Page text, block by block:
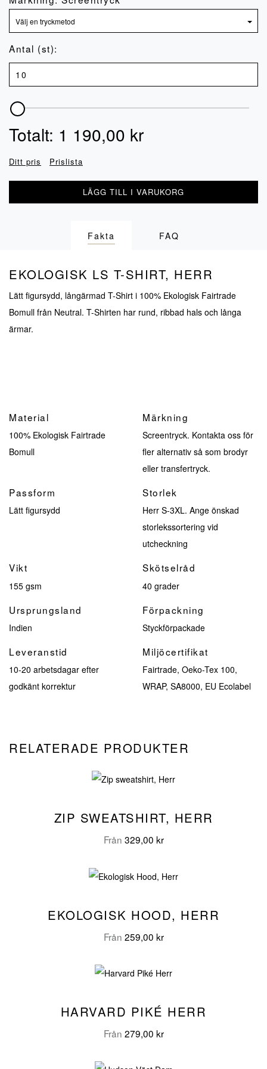
Antal (st):
Totalt: 1 190,00 kr
Ditt pris Prislista
LÄGG TILL I VARUKORG
Fakta FAQ
EKOLOGISK LS T-SHIRT, HERR
Lätt figursydd, långärmad T-Shirt i 100% Ekologisk Fairtrade
Bomull från Neutral. T-Shirten har rund, ribbad hals och långa
ärmar.
Material
100% Ekologisk Fairtrade
Bomull
Märkning
Screentryck. Kontakta oss för
fler alternativ så som brodyr
eller transfertryck.
Passform
Lätt figursydd
Storlek
Herr S-3XL. Ange önskad
storlekssortering vid
utcheckning
Vikt
155 gsm
Skötselråd
40 grader
Ursprungsland
Indien
Förpackning
Styckförpackade
Leveranstid
10-20 arbetsdagar efter
godkänt korrektur
Miljöcertifikat
Fairtrade, Oeko-Tex 100,
WRAP, SA8000, EU Ecolabel
RELATERADE PRODUKTER
ZIP SWEATSHIRT, HERR
Från 329,00 kr
EKOLOGISK HOOD, HERR
Från 259,00 kr
HARVARD PIKÉ HERR
Från 279,00 kr